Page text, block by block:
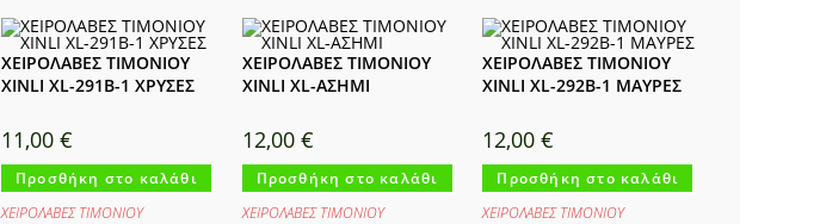
ΧΕΙΡΟΛΑΒΕΣ ΤΙΜΟΝΙΟΥ
XINLI XL-291B-1 ΧΡΥΣΕΣ
11,00€
Προσθήκη στο καλάθι
ΧΕΙΡΟΛΑΒΕΣ ΤΙΜΟΝΙΟΥ
ΧΕΙΡΟΛΑΒΕΣ ΤΙΜΟΝΙΟΥ
XINLI XL-ΑΣΗΜΙ
12,00 €
Προσθήκη στο καλάθι
ΧΕΙΡΟΛΑΒΕΣ ΤΙΜΟΝΙΟΥ
ΧΕΙΡΟΛΑΒΕΣ ΤΙΜΟΝΙΟΥ
XINLI XL-292B-1 ΜΑΥΡΕΣ
12,00€
Προσθήκη στο καλάθι
ΧΕΙΡΟΛΑΒΕΣ ΤΙΜΟΝΙΟΥ